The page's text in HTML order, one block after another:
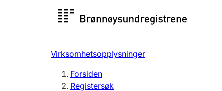
Registersøk
Registrere, endre, slette
Virksomhetsopplysninger
Forsiden
Registersøk